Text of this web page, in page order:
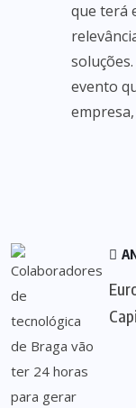
que terá
evento